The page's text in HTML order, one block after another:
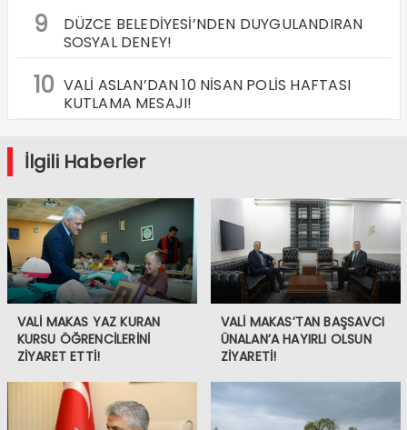
9
DÜZCE BELEDİYESİ’NDEN DUYGULANDIRAN
SOSYAL DENEY!
10 VALİ ASLAN’DAN 10 NİSAN POLİS HAFTASI
KUTLAMA MESAJI!
İlgili Haberler
VALİ MAKAS YAZ KURAN
KURSU ÖĞRENCİLERİNİ
ZİYARET ETTİ!
VALİ MAKAS’TAN BAŞSAVCI
ÜNALAN’A HAYIRLI OLSUN
ZİYARETİ!